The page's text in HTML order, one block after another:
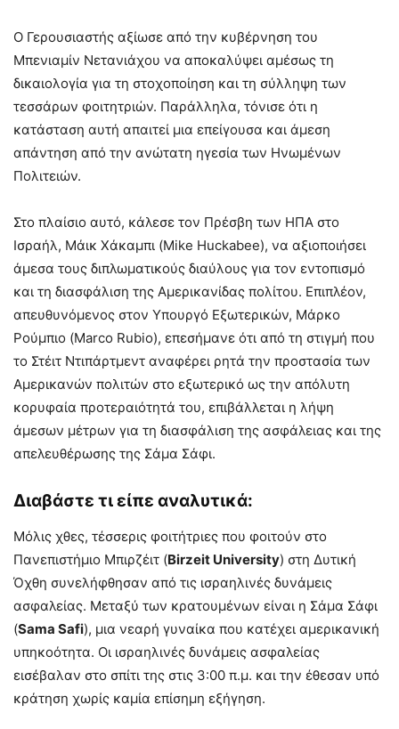
Ο Γερουσιαστής αξίωσε από την κυβέρνηση του
Μπενιαμίν Νετανιάχου να αποκαλύψει αμέσως τη
δικαιολογία για τη στοχοποίηση και τη σύλληψη των
τεσσάρων φοιτητριών. Παράλληλα, τόνισε ότι η
κατάσταση αυτή απαιτεί μια επείγουσα και άμεση
απάντηση από την ανώτατη ηγεσία των Ηνωμένων
Πολιτειών.
Στο πλαίσιο αυτό, κάλεσε τον Πρέσβη των ΗΠΑ στο
Ισραήλ, Μάικ Χάκαμπι (Mike Huckabee), να αξιοποιήσει
άμεσα τους διπλωματικούς διαύλους για τον εντοπισμό
και τη διασφάλιση της Αμερικανίδας πολίτου. Επιπλέον,
απευθυνόμενος στον Υπουργό Εξωτερικών, Μάρκο
Ρούμπιο (Marco Rubio), επεσήμανε ότι από τη στιγμή που
το Στέιτ Ντιπάρτμεντ αναφέρει ρητά την προστασία των
Αμερικανών πολιτών στο εξωτερικό ως την απόλυτη
κορυφαία προτεραιότητά του, επιβάλλεται η λήψη
άμεσων μέτρων για τη διασφάλιση της ασφάλειας και της
απελευθέρωσης της Σάμα Σάφι.
Διαβάστε τι είπε αναλυτικά:
Μόλις χθες, τέσσερις φοιτήτριες που φοιτούν στο
Πανεπιστήμιο Μπιρζέιτ (Birzeit University) στη Δυτική
Όχθη συνελήφθησαν από τις ισραηλινές δυνάμεις
ασφαλείας. Μεταξύ των κρατουμένων είναι η Σάμα Σάφι
(Sama Safi), μια νεαρή γυναίκα που κατέχει αμερικανική
υπηκοότητα. Οι ισραηλινές δυνάμεις ασφαλείας
εισέβαλαν στο σπίτι της στις 3:00 π.μ. και την έθεσαν υπό
κράτηση χωρίς καμία επίσημη εξήγηση.